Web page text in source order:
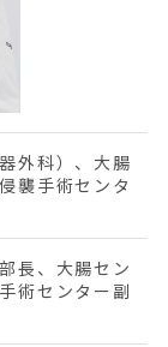
外科）、大腸
襲手術センタ
長、大腸セン
術センター副